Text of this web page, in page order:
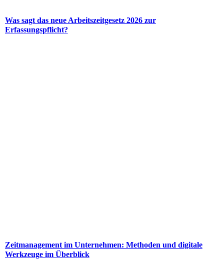
Was sagt das neue Arbeitszeitgesetz 2026 zur
Erfassungspflicht?
Zeitmanagement im Unternehmen: Methoden und digitale
Werkzeuge im Überblick